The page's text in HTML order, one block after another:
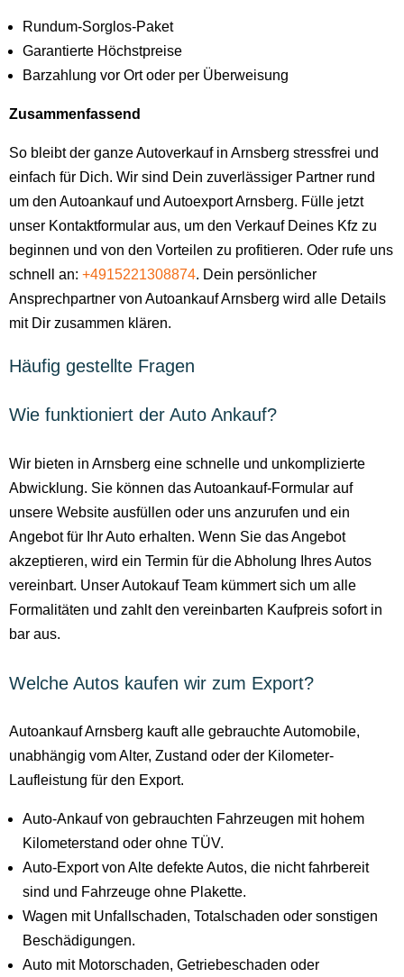
Rundum-Sorglos-Paket
Garantierte Höchstpreise
Barzahlung vor Ort oder per Überweisung
Zusammenfassend
So bleibt der ganze Autoverkauf in Arnsberg stressfrei und
einfach für Dich. Wir sind Dein zuverlässiger Partner rund
um den Autoankauf und Autoexport Arnsberg. Fülle jetzt
unser Kontaktformular aus, um den Verkauf Deines Kfz zu
beginnen und von den Vorteilen zu profitieren. Oder rufe uns
schnell an: +4915221308874. Dein persönlicher
Ansprechpartner von Autoankauf Arnsberg wird alle Details
mit Dir zusammen klären.
Häufig gestellte Fragen
Wie funktioniert der Auto Ankauf?
Wir bieten in Arnsberg eine schnelle und unkomplizierte
Abwicklung. Sie können das Autoankauf-Formular auf
unsere Website ausfüllen oder uns anzurufen und ein
Angebot für Ihr Auto erhalten. Wenn Sie das Angebot
akzeptieren, wird ein Termin für die Abholung Ihres Autos
vereinbart. Unser Autokauf Team kümmert sich um alle
Formalitäten und zahlt den vereinbarten Kaufpreis sofort in
bar aus.
Welche Autos kaufen wir zum Export?
Autoankauf Arnsberg kauft alle gebrauchte Automobile,
unabhängig vom Alter, Zustand oder der Kilometer-
Laufleistung für den Export.
Auto-Ankauf von gebrauchten Fahrzeugen mit hohem
Kilometerstand oder ohne TÜV.
Auto-Export von Alte defekte Autos, die nicht fahrbereit
sind und Fahrzeuge ohne Plakette.
Wagen mit Unfallschaden, Totalschaden oder sonstigen
Beschädigungen.
Auto mit Motorschaden, Getriebeschaden oder